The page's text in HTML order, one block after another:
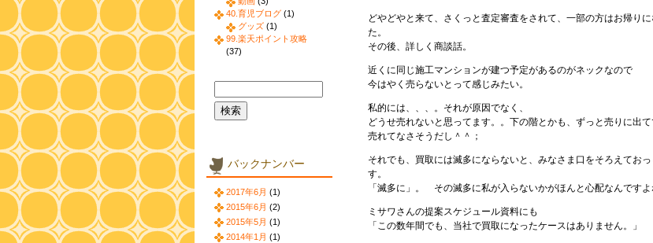
どやどやと来て、さくっと査定審査をされて、一部の方はお帰りに
た。
その後、詳しく商談話。
近くに同じ施工マンションが建つ予定があるのがネックなので
今はやく売らないとって感じみたい。
私的には、、、。それが原因でなく、
どうせ売れないと思ってます。。下の階とかも、ずっと売りに出て
売れてなさそうだし＾＾；
それでも、買取には滅多にならないと、みなさま口をそろえておっ
す。
「滅多に」。 その滅多に私が入らないかがほんと心配なんですよ
ミサワさんの提案スケジュール資料にも
「この数年間でも、当社で買取になったケースはありません。」
40.育児ブログ (1)
グッズ (1)
99.楽天ポイント攻略
(37)
バックナンバー
2017年6月 (1)
2015年6月 (2)
2015年5月 (1)
2014年1月 (1)